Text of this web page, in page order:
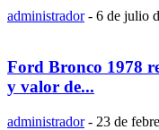
administrador - 6 de julio
Ford Bronco 1978
y valor de...
administrador - 23 de